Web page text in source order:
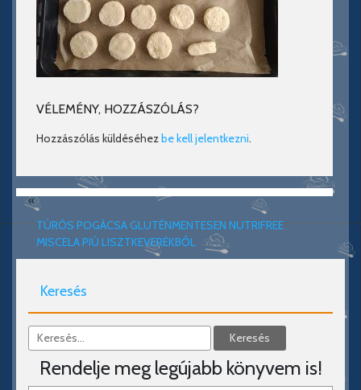
VÉLEMÉNY, HOZZÁSZÓLÁS?
Hozzászólás küldéséhezbe kell jelentkezni.
«
TÚRÓS POGÁCSA GLUTÉNMENTESEN NUTRIFREE
MISCELA PIÚ LISZTKEVERÉKBŐL
Keresés
Rendelje meg legújabb könyvem is!